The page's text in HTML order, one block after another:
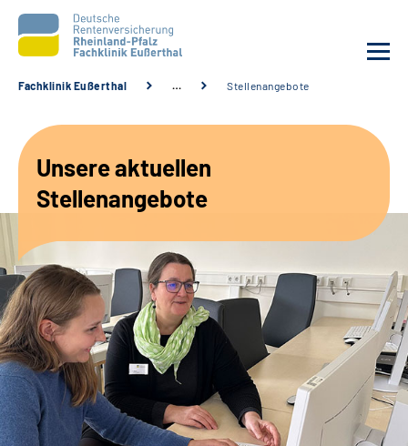
Unsere Angebote
Karriere
Beratungsstellen &
Zuweisende
Suche
Leichte Sprache
Fachklinik Eußerthal … Stellenangebote
Unsere aktuellen
Stellenangebote